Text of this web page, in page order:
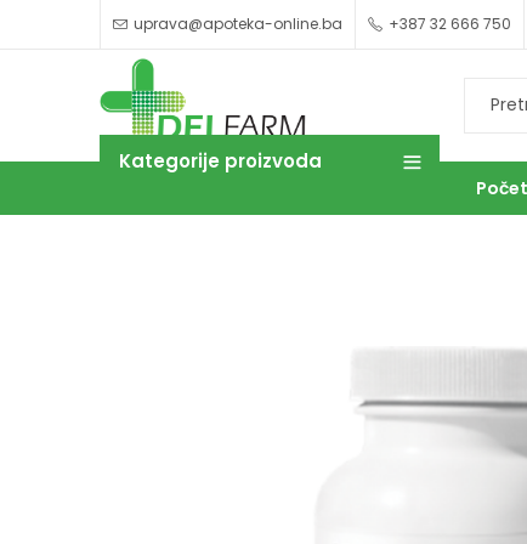
uprava@apoteka-online.ba +387 32 666 750
Kategorije proizvoda